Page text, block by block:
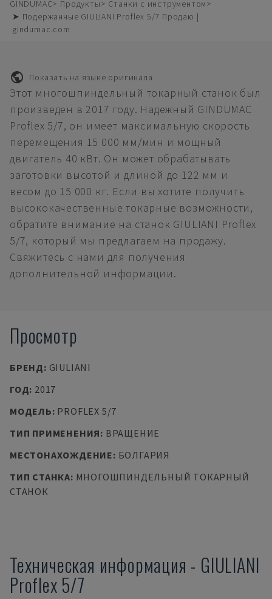
GINDUMAC Продукты
Станки с инструментом
➤ Подержанные GIULIANI Proflex 5/7 Продаю |
gindumac.com
Показать на языке оригинала
Этот многошпиндельный токарный станок был
произведен в 2017 году. Надежный GINDUMAC
Proflex 5/7, он имеет максимальную скорость
перемещения 15 000 мм/мин и мощный
двигатель 40 кВт. Он может обрабатывать
заготовки высотой и длиной до 122 мм и
весом до 15 000 кг. Если вы хотите получить
высококачественные токарные возможности,
обратите внимание на станок GIULIANI Proflex
5/7, который мы предлагаем на продажу.
Свяжитесь с нами для получения
дополнительной информации.
Просмотр
БРЕНД: GIULIANI
ГОД: 2017
МОДЕЛЬ: PROFLEX 5/7
ТИП ПРИМЕНЕНИЯ: ВРАЩЕНИЕ
МЕСТОНАХОЖДЕНИЕ: БОЛГАРИЯ
ТИП СТАНКА: МНОГОШПИНДЕЛЬНЫЙ ТОКАРНЫЙ
СТАНОК
Техническая информация - GIULIANI
Proflex 5/7